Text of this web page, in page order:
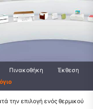
Πινακοθήκη
Έκθεση
την επιλογή ενός θερμικού